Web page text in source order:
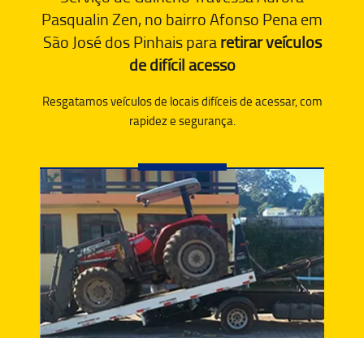
Pasqualin Zen, no bairro Afonso Pena em
São José dos Pinhais pararetirar veículos
de difícil acesso
Resgatamos veículos de locais difíceis de acessar, com
rapidez e segurança.